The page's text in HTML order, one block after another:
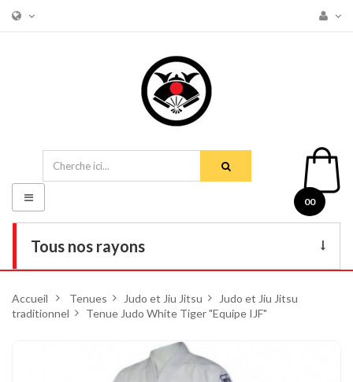
00
Tous nos rayons
DVD
Basculer
la
navigation
Accueil > Tenues > Judo et Jiu Jitsu >
Judo et Jiu Jitsu
traditionnel > Tenue Judo White Tiger "Equipe IJF"